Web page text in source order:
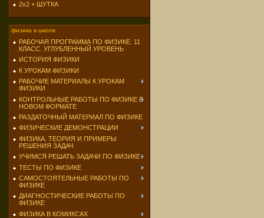
2х2 + ШУТКА
физика в школе
РАБОЧАЯ ПРОГРАММА ПО ФИЗИКЕ. 11
КЛАСС. УГЛУБЛЕННЫЙ УРОВЕНЬ
ИСТОРИЯ ФИЗИКИ
К УРОКАМ ФИЗИКИ
РАБОЧИЕ МАТЕРИАЛЫ К УРОКАМ
ФИЗИКИ
КОНТРОЛЬНЫЕ РАБОТЫ ПО ФИЗИКЕ В
НОВОМ ФОРМАТЕ
РАЗДАТОЧНЫЙ МАТЕРИАЛ ПО ФИЗИКЕ
ФИЗИЧЕСКИЕ ДЕМОНСТРАЦИИ
ФИЗИКА. ТЕОРИЯ И ПРИМЕРЫ
РЕШЕНИЯ ЗАДАЧ
УЧИМСЯ РЕШАТЬ ЗАДАЧИ ПО ФИЗИКЕ
ТЕСТЫ ПО ФИЗИКЕ
САМОСТОЯТЕЛЬНЫЕ РАБОТЫ ПО
ФИЗИКЕ
ДИАГНОСТИЧЕСКИЕ РАБОТЫ ПО
ФИЗИКЕ
ФИЗИКА В КОМИКСАХ